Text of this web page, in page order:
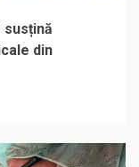
susțină
din